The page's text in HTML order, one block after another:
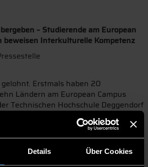
Details Über Cookies
– Studierende am European
beweisen Interkulturelle Kompetenz
Erstmals haben 20
Ländern am European Campus
Technischen Hochschule Deggendorf
Hochschulzertifikate in
entgegengenommen. Laut
Koether können sie damit
sechs Modulen und nimmt zwei bis